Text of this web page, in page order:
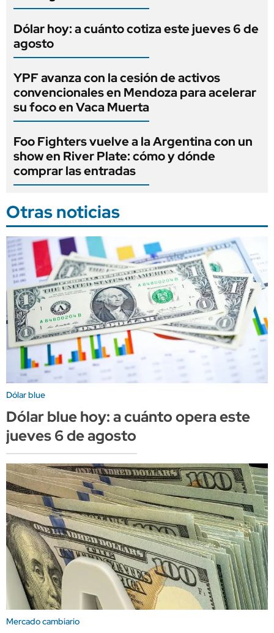
Dólar hoy: a cuánto cotiza este jueves 6 de
agosto
YPF avanza con la cesión de activos
convencionales en Mendoza para acelerar
su foco en Vaca Muerta
Foo Fighters vuelve a la Argentina con un
show en River Plate: cómo y dónde
comprar las entradas
Otras noticias
Dólar blue
Dólar blue hoy: a cuánto opera este
jueves 6 de agosto
Mercado cambiario